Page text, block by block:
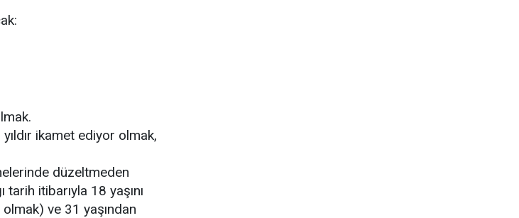
ikamet ediyor olmak,
düzeltmeden
tarih itibarıyla 18 yaşını
ve 31 yaşından